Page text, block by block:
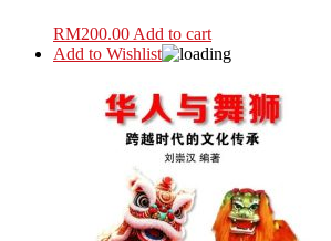
RM200.00 Add to cart
Add to Wishlist